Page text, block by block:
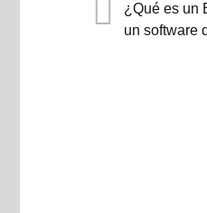
¿Qué es un
un software